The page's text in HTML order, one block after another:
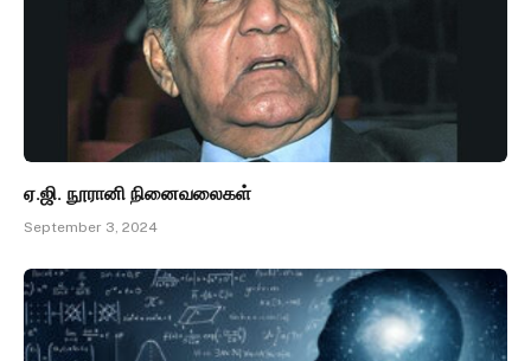
ஏ.ஜி. நூரானி நினைவலைகள்
September 3, 2024